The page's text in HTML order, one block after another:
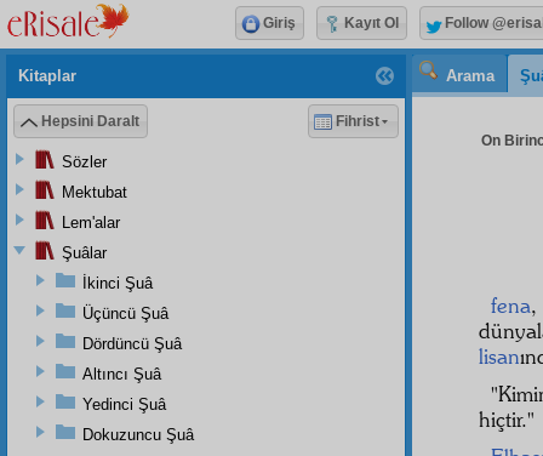
Arama
On
fena
lisan
hiçtir."
Kitaplar
Hepsini Daralt Fihrist
Sözler
Mektubat
Lem'alar
Şuâlar
İkinci Şuâ
Üçüncü Şuâ
Dördüncü Şuâ
Altıncı Şuâ
Yedinci Şuâ
Dokuzuncu Şuâ
Giriş Kayıt Ol Follow